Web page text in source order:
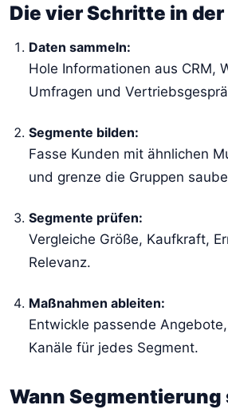
Die vier Schritte in der
Daten sammeln:
Hole Informationen aus CRM,
Umfragen und
Segmente bilden:
Fasse Kunden mit ähnlichen
und grenze die Gruppen
Segmente prüfen:
Vergleiche Größe, Kaufkraft,
Relevanz.
Maßnahmen ableiten:
Entwickle passende
Kanäle für jedes Segment.
Wann